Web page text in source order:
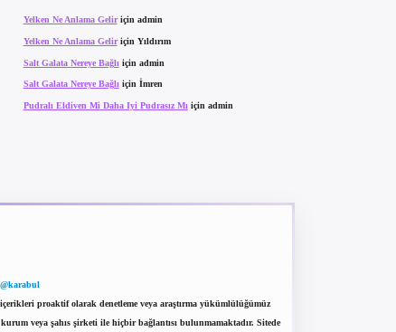
Yelken Ne Anlama Geliriçin admin
Yelken Ne Anlama Geliriçin Yıldırım
Salt Galata Nereye Bağlı için admin
Salt Galata Nereye Bağlı için İmren
Pudralı Eldiven Mi Daha Iyi Pudrasız Mı için admin
proaktif olarak denetleme veya araştırma yükümlülüğümüz
veya şahıs şirketi ile hiçbir bağlantısı bulunmamaktadır. Sitede